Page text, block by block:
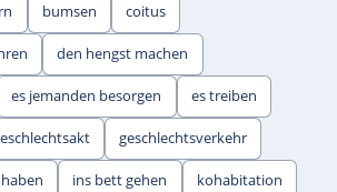
bumsen coitus
den hengst machen
es jemanden besorgen es treiben
geschlechtsverkehr
ins bett gehen kohabitation